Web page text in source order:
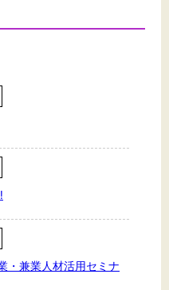
方へ
せ
大
・兼業人材活用セミナ